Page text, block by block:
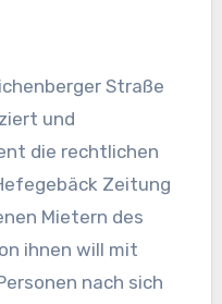
Straße
und
die rechtlichen
Zeitung
Mietern des
ihnen will mit
nach sich